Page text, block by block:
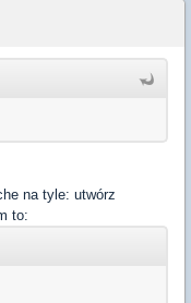
na tyle: utwórz
to: